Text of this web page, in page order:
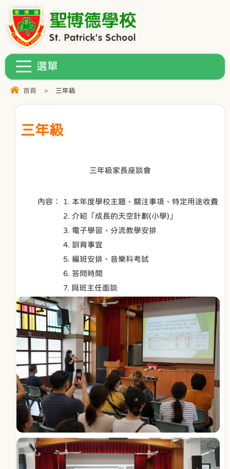
首頁 > 三年級
三年級
三年級家長座談會
內容：
1. 本年度學校主題、關注事項、特定用途收費
2. 介紹「成長的天空計劃(小學)」
3. 電子學習、分流教學安排
4. 訓育事宜
5. 編班安排、音樂科考試
6. 答問時間
7. 與班主任面談